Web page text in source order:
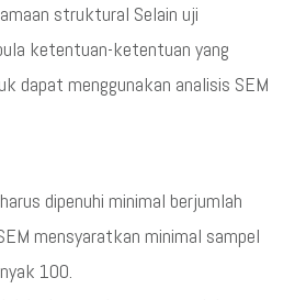
struktural Selain uji
ketentuan-ketentuan yang
dapat menggunakan analisis SEM
dipenuhi minimal berjumlah
mensyaratkan minimal sampel
100.